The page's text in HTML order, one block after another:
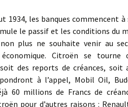
les banques commencent à
le passif et les conditions du
plus ne souhaite venir au
Citroën se
des reports de créances, soit
à l’appel, Mobil Oil,
60 millions de Francs de
pour d’autres raisons :